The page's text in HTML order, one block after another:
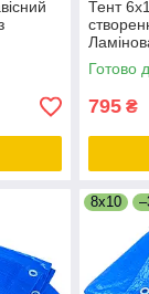
Тент
Полог.
Готово
795 ₴
8x10